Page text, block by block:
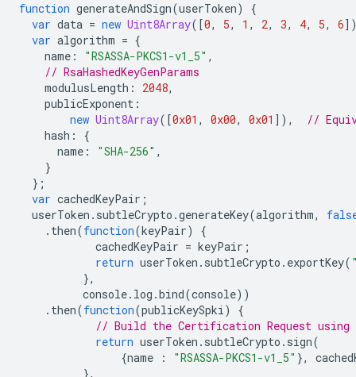
function generateAndSign(userToken)
{
var data = new Uint8Array([0, 5, 1 , 2, 3, 4, 5, 6
var algorithm = {
name : "RSASSA-PKCS1-v1_5" ,
// RsaHashedKeyGenParams
modulusLength : 2048,
publicExponent :
new Uint8Array([0x01 , 0x00, 0x01 ]),
//
hash :
{
name : "SHA-256" ,
}
};
var cachedKeyPair ;
userToken . subtleCrypto .generateKey(algorithm,
. then(function(keyPair)
{
cachedKeyPair = keyPair ;
return userToken . subtleCrypto . exportKey(
},
console. log .bind(console))
. then(function(publicKeySpki)
{
// Build the Certification Request
return userToken . subtleCrypto . sign(
{name : "RSASSA-PKCS1-v1_5" },
},